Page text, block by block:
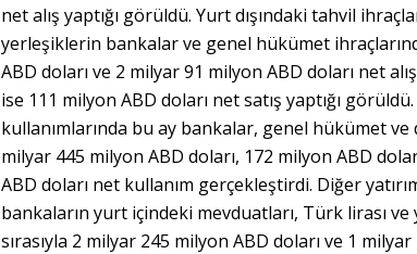
net alış yaptığı görüldü. Yurt dışındaki tahvil
yerleşiklerin bankalar ve genel hükümet
ABD doları ve 2 milyar 91 milyon ABD doları net
ise 111 milyon ABD doları net satış yaptığı
kullanımlarında bu ay bankalar, genel hükümet ve
milyar 445 milyon ABD doları, 172 milyon ABD
ABD doları net kullanım gerçekleştirdi. Diğer
bankaların yurt içindeki mevduatları, Türk lirası ve
sırasıyla 2 milyar 245 milyon ABD doları ve 1